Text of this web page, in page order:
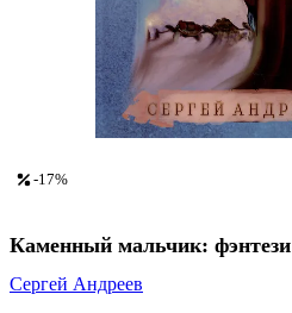
-17%
Каменный мальчик: фэнтези
Сергей Андреев